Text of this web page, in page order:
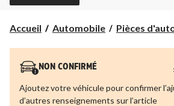
Accueil Automobile Pièces
NON CONFIRMÉ
Ajoutez votre véhicule pour confirmer
d’autres renseignements sur l’article